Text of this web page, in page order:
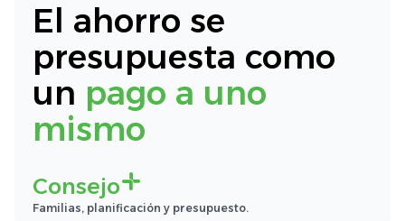
El ahorro se
presupuesta como
un pago a uno
mismo
Consejo
Familias, planificación y presupuesto.